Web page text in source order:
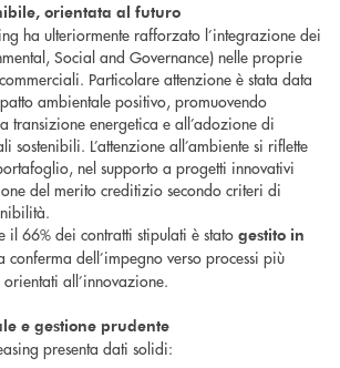
orientata al futuro
ha ulteriormente rafforzato l’integrazione dei
Social and Governance) nelle proprie
Particolare attenzione è stata data
ambientale positivo, promuovendo
transizione energetica e all’adozione di
L’attenzione all’ambiente si riflette
nel supporto a progetti innovativi
del merito creditizio secondo criteri di
il 66% dei contratti stipulati è stato gestito in
conferma dell’impegno verso processi più
all’innovazione.
e gestione prudente
presenta dati solidi: